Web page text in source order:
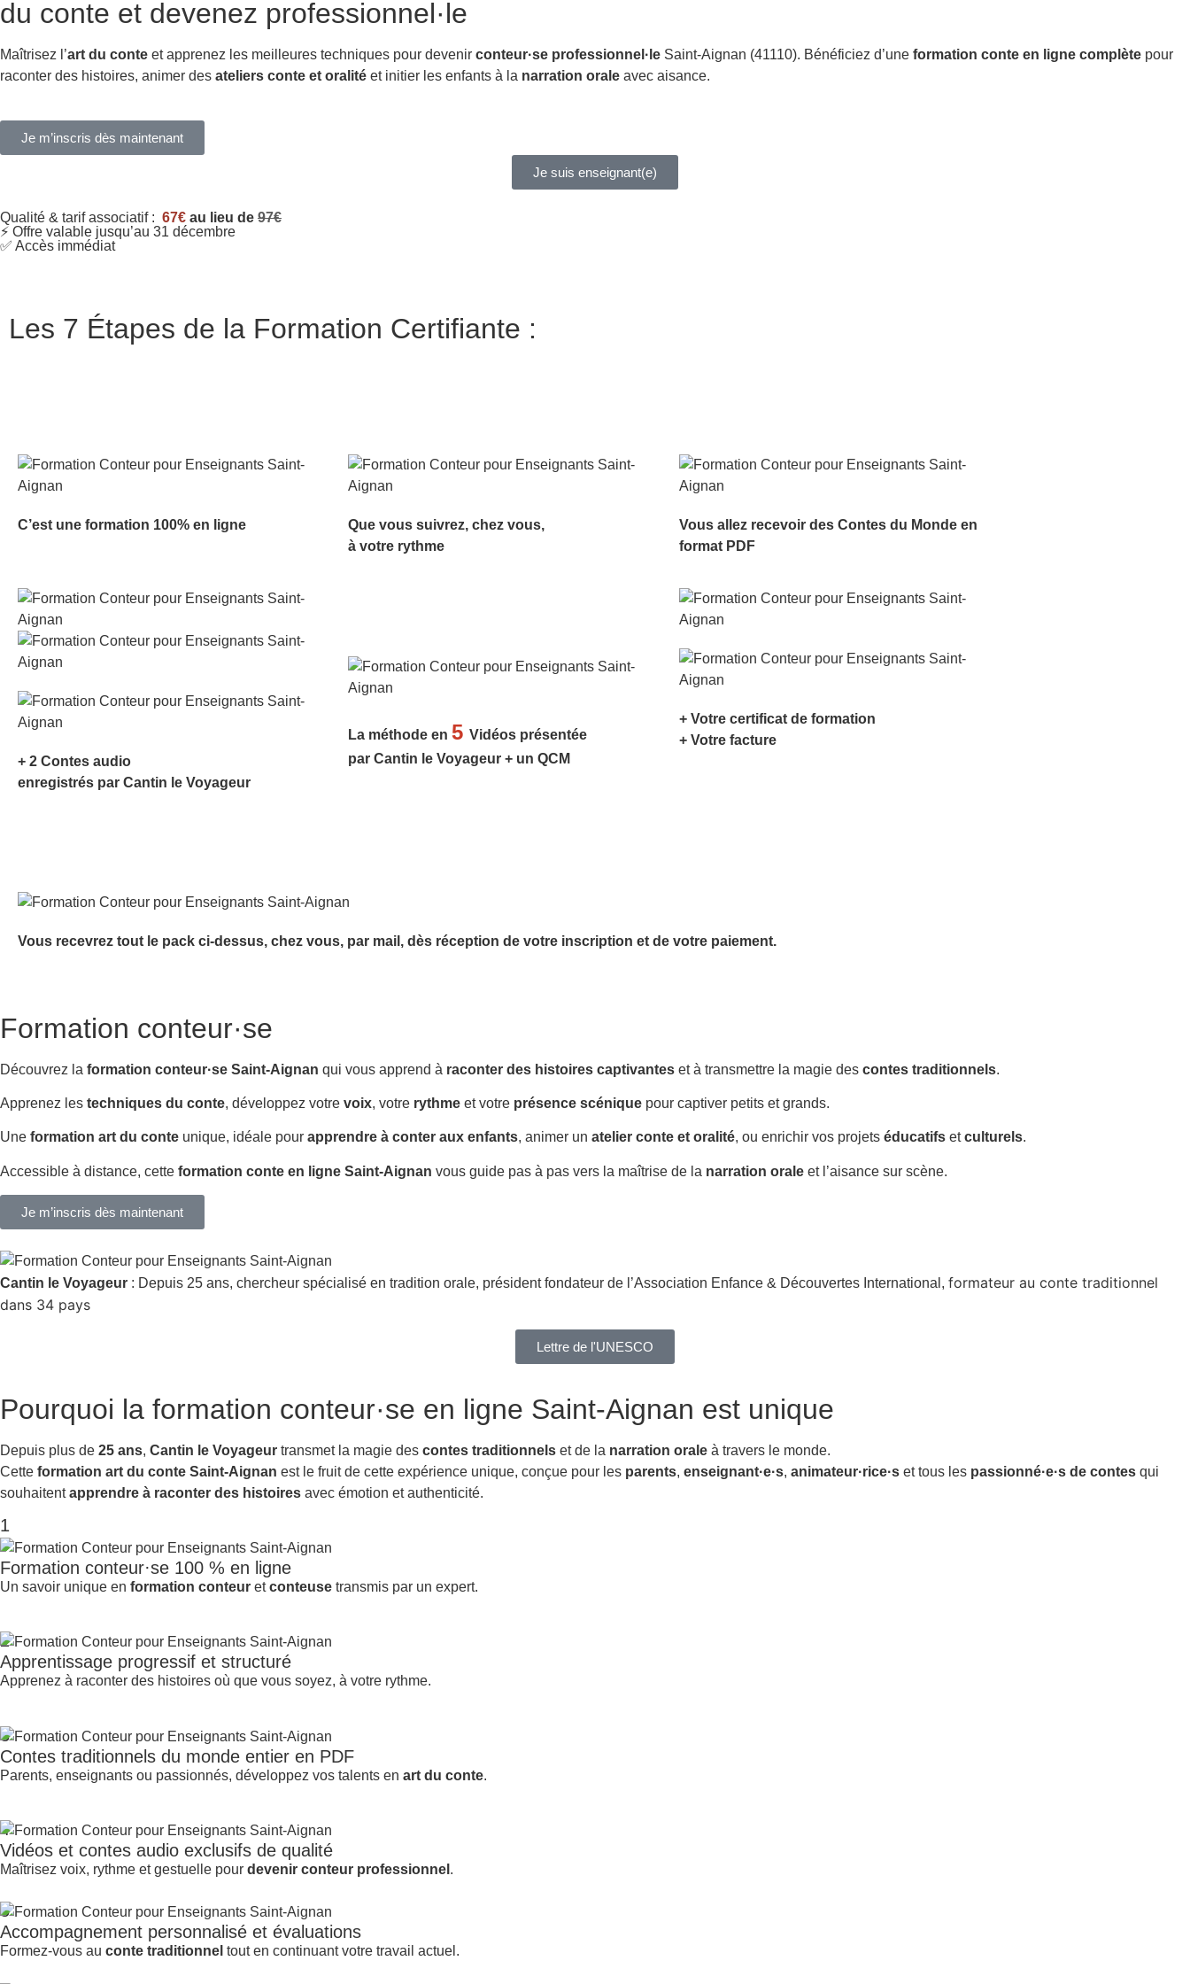
du conte et devenez professionnel·le
Maîtrisez l’art du conte et apprenez les meilleures techniques pour devenir conteur·se professionnel·le Saint-Aignan (41110). Bénéficiez d’une formation conte en ligne complète pour
raconter des histoires, animer des ateliers conte et oralité et initier les enfants à la narration orale avec aisance.
Je m’inscris dès maintenant
Je suis enseignant(e)
Qualité & tarif associatif : 67€ au lieu de 97€
⚡ Offre valable jusqu’au 31 décembre
✅ Accès immédiat
Les 7 Étapes de la Formation Certifiante :
C’est une formation 100% en ligne
Que vous suivrez, chez vous,
à votre rythme
Vous allez recevoir des Contes du Monde en
format PDF
+ 2 Contes audio
enregistrés par Cantin le Voyageur
La méthode en5Vidéos présentée
par Cantin le Voyageur + un QCM
+ Votre certificat de formation
+ Votre facture
Vous recevrez tout le pack ci-dessus, chez vous, par mail, dès réception de votre inscription et de votre paiement.
Formation conteur·se
Découvrez la formation conteur·se Saint-Aignan qui vous apprend à raconter des histoires captivantes et à transmettre la magie des contes traditionnels.
Apprenez les techniques du conte, développez votre voix, votre rythme et votre présence scénique pour captiver petits et grands.
Une formation art du conte unique, idéale pour apprendre à conter aux enfants, animer un atelier conte et oralité, ou enrichir vos projets éducatifs etculturels.
Accessible à distance, cette formation conte en ligne Saint-Aignan vous guide pas à pas vers la maîtrise de la narration orale et l’aisance sur scène.
Je m’inscris dès maintenant
Cantin le Voyageur : Depuis 25 ans, chercheur spécialisé en tradition orale, président fondateur de l’Association Enfance & Découvertes International, formateur au conte traditionnel
dans 34 pays
Lettre de l'UNESCO
Pourquoi la formation conteur·se en ligne Saint-Aignan est unique
Depuis plus de 25 ans, Cantin le Voyageur transmet la magie des contes traditionnels et de la narration orale à travers le monde.
Cette formation art du conte Saint-Aignan est le fruit de cette expérience unique, conçue pour les parents, enseignant·e·s, animateur·rice·s et tous les passionné·e·s de contes qui
souhaitentapprendre à raconter des histoires avec émotion et authenticité.
1
Formation conteur·se 100 % en ligne
Un savoir unique en formation conteur etconteuse transmis par un expert.
2
Apprentissage progressif et structuré
Apprenez à raconter des histoires où que vous soyez, à votre rythme.
3
Contes traditionnels du monde entier en PDF
Parents, enseignants ou passionnés, développez vos talents en art du conte.
4
Vidéos et contes audio exclusifs de qualité
Maîtrisez voix, rythme et gestuelle pour devenir conteur professionnel .
5
Accompagnement personnalisé et évaluations
Formez-vous au conte traditionnel tout en continuant votre travail actuel.